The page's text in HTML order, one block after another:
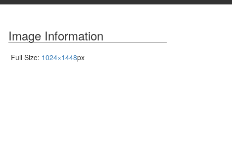
Image Information
Full Size: 1024×1448px